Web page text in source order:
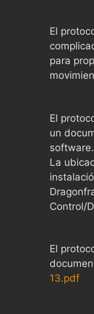
El
para
El
un
software.
La
Control/
El
13.pdf